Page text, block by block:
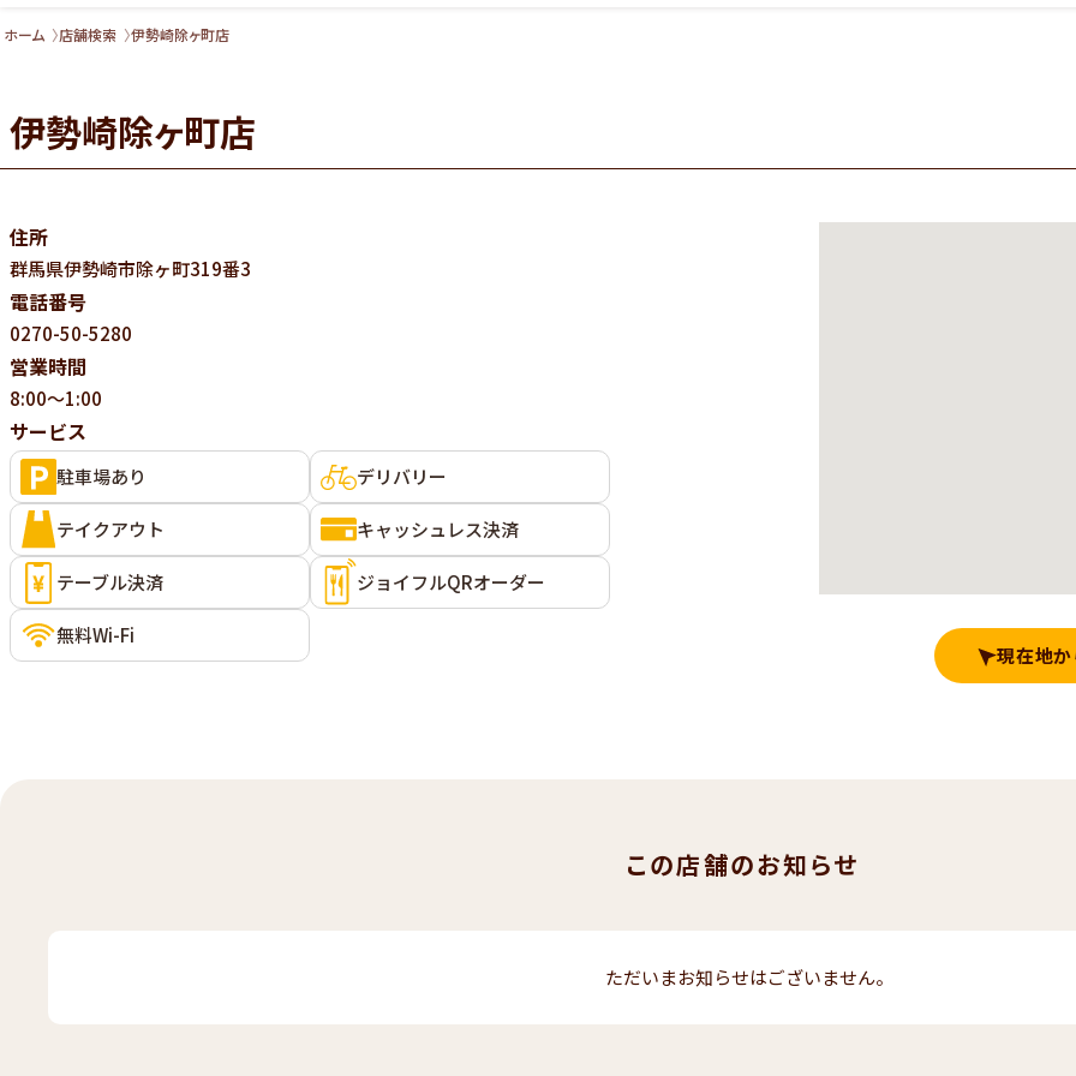
ホーム 店舗検索 伊勢崎除ヶ町店
伊勢崎除ヶ町店
住所
群馬県伊勢崎市除ヶ町319番3
電話番号
0270-50-5280
営業時間
8:00～1:00
サービス
駐車場あり デリバリー
テイクアウト キャッシュレス決済
テーブル決済 ジョイフルQRオーダー
無料Wi-Fi
現在地
この店舗のお知らせ
ただいまお知らせはございません。